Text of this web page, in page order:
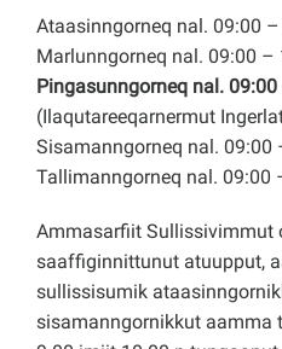
Ataasinngorneq nal. 09:00
Marlunngorneq nal. 09:00 –
Pingasunngorneq nal. 09:00
(Ilaqutareeqarnermut
Sisamanngorneq nal. 09:00
Tallimanngorneq nal. 09:00
Ammasarfiit Sullissivimmut
saaffiginnittunut atuupput,
sullissisumik
sisamanngornikkut aamma